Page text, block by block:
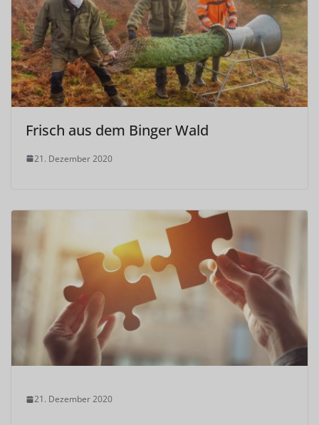
Frisch aus dem Binger Wald
21. Dezember 2020
21. Dezember 2020